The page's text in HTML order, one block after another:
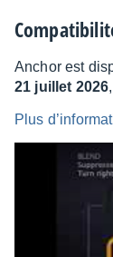
Anchor est
21 juillet 2026
Plus